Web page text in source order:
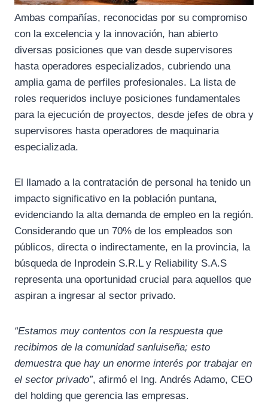
Ambas compañías, reconocidas por su compromiso
con la excelencia y la innovación, han abierto
diversas posiciones que van desde supervisores
hasta operadores especializados, cubriendo una
amplia gama de perfiles profesionales. La lista de
roles requeridos incluye posiciones fundamentales
para la ejecución de proyectos, desde jefes de obra y
supervisores hasta operadores de maquinaria
especializada.
El llamado a la contratación de personal ha tenido un
impacto significativo en la población puntana,
evidenciando la alta demanda de empleo en la región.
Considerando que un 70% de los empleados son
públicos, directa o indirectamente, en la provincia, la
búsqueda de Inprodein S.R.L y Reliability S.A.S
representa una oportunidad crucial para aquellos que
aspiran a ingresar al sector privado.
“Estamos muy contentos con la respuesta que
recibimos de la comunidad sanluiseña; esto
demuestra que hay un enorme interés por trabajar en
el sector privado”, afirmó el Ing. Andrés Adamo, CEO
del holding que gerencia las empresas.